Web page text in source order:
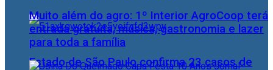
Estado de São Paulo confirma 23 casos de
Muito além do agro: 1º Interior AgroCoop terá
entrada gratuita, música, gastronomia e lazer
para toda a família